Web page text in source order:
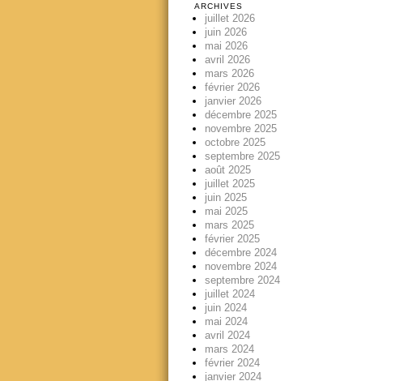
ARCHIVES
juillet 2026
juin 2026
mai 2026
avril 2026
mars 2026
février 2026
janvier 2026
décembre 2025
novembre 2025
octobre 2025
septembre 2025
août 2025
juillet 2025
juin 2025
mai 2025
mars 2025
février 2025
décembre 2024
novembre 2024
septembre 2024
juillet 2024
juin 2024
mai 2024
avril 2024
mars 2024
février 2024
janvier 2024